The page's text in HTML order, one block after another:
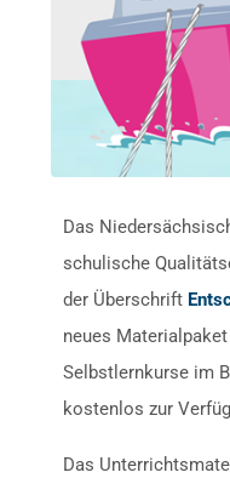
Das
schulische
der Überschrift
neues
Selbstlernkurse im
kostenlos zur
Das